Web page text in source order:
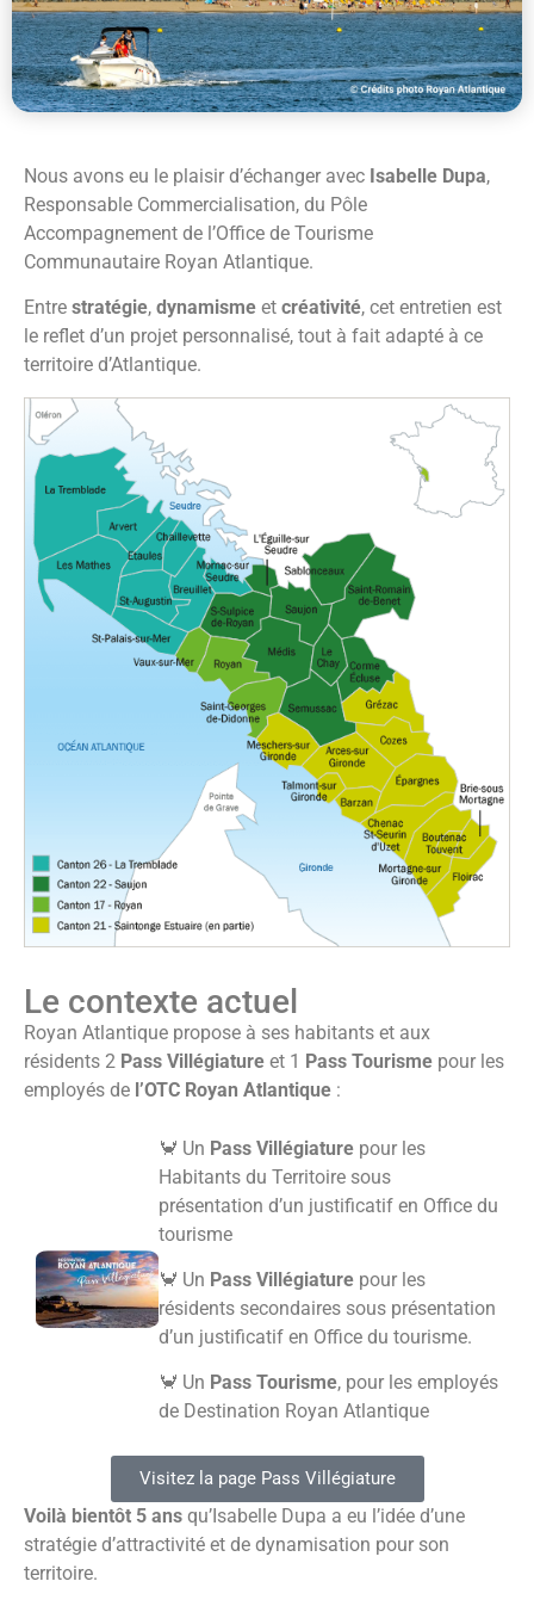
Nous avons eu le plaisir d’échanger avec Isabelle Dupa,
Responsable Commercialisation, du Pôle
Accompagnement de l’Office de Tourisme
Communautaire Royan Atlantique.
Entre stratégie, dynamisme et créativité, cet entretien est
le reflet d’un projet personnalisé, tout à fait adapté à ce
territoire d’Atlantique.
Le contexte actuel
Royan Atlantique propose à ses habitants et aux
résidents 2 Pass Villégiature et 1 Pass Tourisme pour les
employés de l’OTC Royan Atlantique :
🦀 Un Pass Villégiaturepour les
Habitants du Territoire sous
présentation d’un justificatif en Office du
tourisme
🦀 Un Pass Villégiaturepour les
résidents secondaires sous présentation
d’un justificatif en Office du tourisme.
🦀 Un Pass Tourisme, pour les employés
de Destination Royan Atlantique
Visitez la page Pass Villégiature
Voilà bientôt 5 ans qu’Isabelle Dupa a eu l’idée d’une
stratégie d’attractivité et de dynamisation pour son
territoire.